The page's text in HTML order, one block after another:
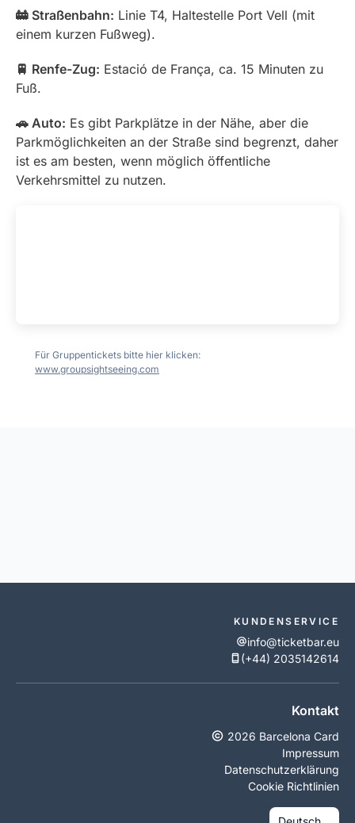
🚋 Straßenbahn: Linie T4, Haltestelle Port Vell (mit
einem kurzen Fußweg).
🚆 Renfe-Zug: Estació de França, ca. 15 Minuten zu
Fuß.
🚗 Auto: Es gibt Parkplätze in der Nähe, aber die
Parkmöglichkeiten an der Straße sind begrenzt, daher
ist es am besten, wenn möglich öffentliche
Verkehrsmittel zu nutzen.
Für Gruppentickets bitte hier klicken:
www.groupsightseeing.com
KUNDENSERVICE
info@ticketbar.eu
(+44) 2035142614
Kontakt
2026 Barcelona Card
Impressum
Datenschutzerklärung
Cookie Richtlinien